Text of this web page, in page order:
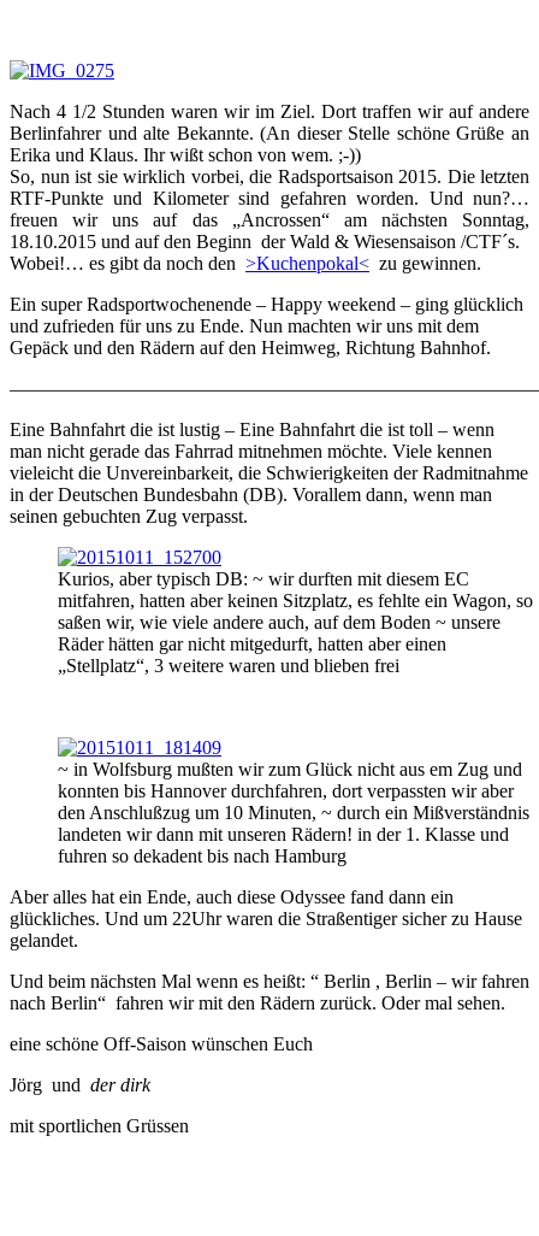
Nach 4 1/2 Stunden waren wir im Ziel. Dort traffen wir auf andere
Berlinfahrer und alte Bekannte. (An dieser Stelle schöne Grüße an
Erika und Klaus. Ihr wißt schon von wem. ;-))
So, nun ist sie wirklich vorbei, die Radsportsaison 2015. Die letzten
RTF-Punkte und Kilometer sind gefahren worden. Und nun?…
freuen wir uns auf das „Ancrossen“ am nächsten Sonntag,
18.10.2015 und auf den Beginn der Wald & Wiesensaison /CTF´s.
Wobei!… es gibt da noch den >Kuchenpokal< zu gewinnen.
Ein super Radsportwochenende – Happy weekend – ging glücklich
und zufrieden für uns zu Ende. Nun machten wir uns mit dem
Gepäck und den Rädern auf den Heimweg, Richtung Bahnhof.
Eine Bahnfahrt die ist lustig – Eine Bahnfahrt die ist toll – wenn
man nicht gerade das Fahrrad mitnehmen möchte. Viele kennen
vieleicht die Unvereinbarkeit, die Schwierigkeiten der Radmitnahme
in der Deutschen Bundesbahn (DB). Vorallem dann, wenn man
seinen gebuchten Zug verpasst.
Kurios, aber typisch DB: ~ wir durften mit diesem EC
mitfahren, hatten aber keinen Sitzplatz, es fehlte ein Wagon, so
saßen wir, wie viele andere auch, auf dem Boden ~ unsere
Räder hätten gar nicht mitgedurft, hatten aber einen
„Stellplatz“, 3 weitere waren und blieben frei
~ in Wolfsburg mußten wir zum Glück nicht aus em Zug und
konnten bis Hannover durchfahren, dort verpassten wir aber
den Anschlußzug um 10 Minuten, ~ durch ein Mißverständnis
landeten wir dann mit unseren Rädern! in der 1. Klasse und
fuhren so dekadent bis nach Hamburg
Aber alles hat ein Ende, auch diese Odyssee fand dann ein
glückliches. Und um 22Uhr waren die Straßentiger sicher zu Hause
gelandet.
Und beim nächsten Mal wenn es heißt: “ Berlin , Berlin – wir fahren
nach Berlin“ fahren wir mit den Rädern zurück. Oder mal sehen.
eine schöne Off-Saison wünschen Euch
Jörg und der dirk
mit sportlichen Grüssen